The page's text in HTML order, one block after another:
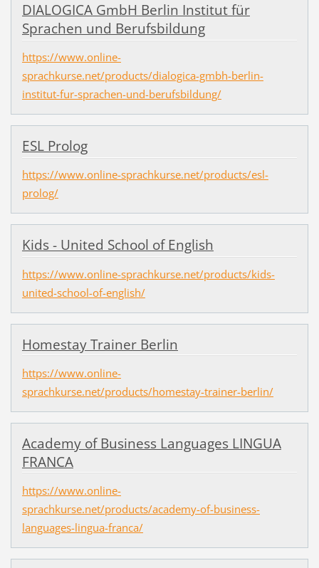
DIALOGICA GmbH Berlin Institut für
Sprachen und Berufsbildung
https://www.online-
sprachkurse.net/products/dialogica-gmbh-berlin-
institut-fur-sprachen-und-berufsbildung/
ESL Prolog
https://www.online-sprachkurse.net/products/esl-
prolog/
Kids - United School of English
https://www.online-sprachkurse.net/products/kids-
united-school-of-english/
Homestay Trainer Berlin
https://www.online-
sprachkurse.net/products/homestay-trainer-berlin/
Academy of Business Languages LINGUA
FRANCA
https://www.online-
sprachkurse.net/products/academy-of-business-
languages-lingua-franca/